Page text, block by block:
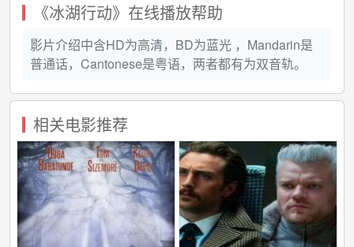
《冰湖行动》在线播放帮助
影片介绍中含HD为高清，BD为蓝光 ，Mandarin是
普通话，Cantonese是粤语，两者都有为双音轨。
相关电影推荐